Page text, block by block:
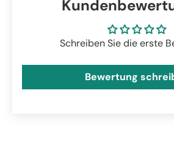
Schreiben Sie die erste
Bewertung